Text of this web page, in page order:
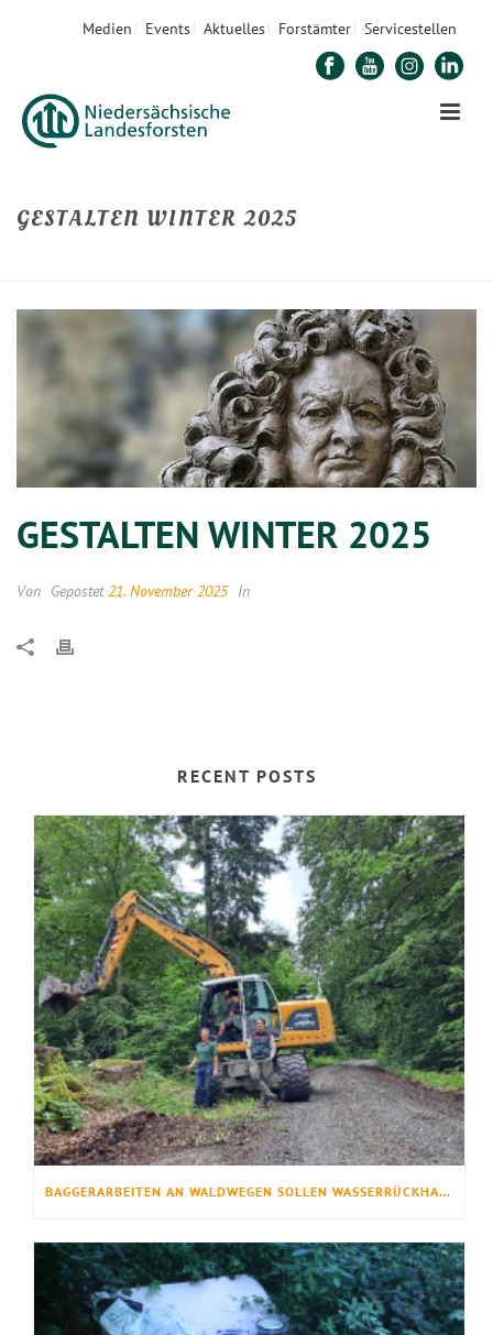
Medien Events Aktuelles Forstämter Servicestellen
GESTALTEN WINTER 2025
GESTALTEN WINTER 2025
Von Gepostet21. November 2025 In
RECENT POSTS
BAGGERARBEITEN AN WALDWEGEN SOLLEN WASSERRÜCKHALT VERBESSERN